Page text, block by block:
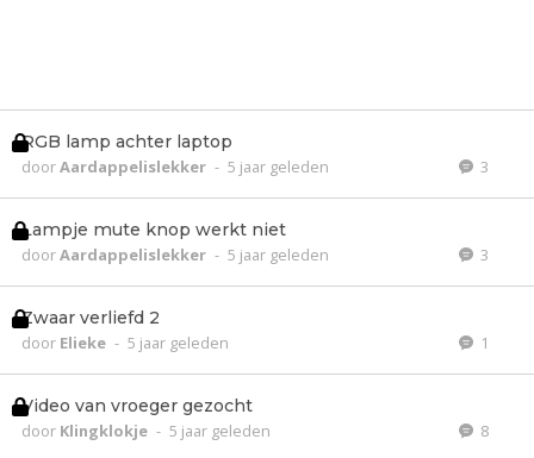
RGB lamp achter laptop
doorAardappelislekker - 5 jaar geleden 3
Lampje mute knop werkt niet
doorAardappelislekker - 5 jaar geleden 3
Zwaar verliefd 2
door Elieke - 5 jaar geleden 1
Video van vroeger gezocht
door Klingklokje - 5 jaar geleden 8